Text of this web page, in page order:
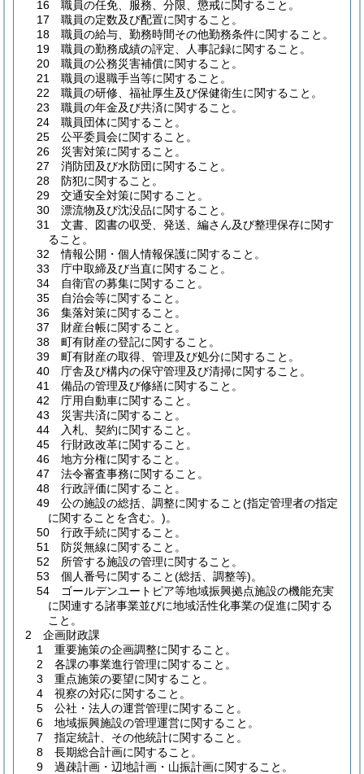
16 職員の任免、服務、分限、懲戒に関すること。
17 職員の定数及び配置に関すること。
18 職員の給与、勤務時間その他勤務条件に関すること。
19 職員の勤務成績の評定、人事記録に関すること。
20 職員の公務災害補償に関すること。
21 職員の退職手当等に関すること。
22 職員の研修、福祉厚生及び保健衛生に関すること。
23 職員の年金及び共済に関すること。
24 職員団体に関すること。
25 公平委員会に関すること。
26 災害対策に関すること。
27 消防団及び水防団に関すること。
28 防犯に関すること。
29 交通安全対策に関すること。
30 漂流物及び沈没品に関すること。
31 文書、図書の収受、発送、編さん及び整理保存に関す
ること。
32 情報公開・個人情報保護に関すること。
33 庁中取締及び当直に関すること。
34 自衛官の募集に関すること。
35 自治会等に関すること。
36 集落対策に関すること。
37 財産台帳に関すること。
38 町有財産の登記に関すること。
39 町有財産の取得、管理及び処分に関すること。
40 庁舎及び構内の保守管理及び清掃に関すること。
41 備品の管理及び修繕に関すること。
42 庁用自動車に関すること。
43 災害共済に関すること。
44 入札、契約に関すること。
45 行財政改革に関すること。
46 地方分権に関すること。
47 法令審査事務に関すること。
48 行政評価に関すること。
49 公の施設の総括、調整に関すること(指定管理者の指定
に関することを含む。)。
50 行政手続に関すること。
51 防災無線に関すること。
52 所管する施設の管理に関すること。
53 個人番号に関すること(総括、調整等)。
54 ゴールデンユートピア等地域振興拠点施設の機能充実
に関連する諸事業並びに地域活性化事業の促進に関する
こと。
2 企画財政課
1 重要施策の企画調整に関すること。
2 各課の事業進行管理に関すること。
3 重点施策の要望に関すること。
4 視察の対応に関すること。
5 公社・法人の運営管理に関すること。
6 地域振興施設の管理運営に関すること。
7 指定統計、その他統計に関すること。
8 長期総合計画に関すること。
9 過疎計画・辺地計画・山振計画に関すること。